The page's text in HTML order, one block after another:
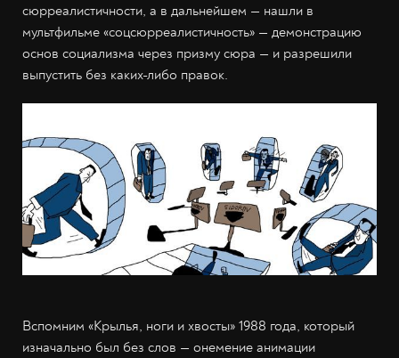
сюрреалистичности, а в дальнейшем — нашли в
мультфильме «соцсюрреалистичность» — демонстрацию
основ социализма через призму сюра — и разрешили
выпустить без каких-либо правок.
Вспомним «Крылья, ноги и хвосты» 1988 года, который
изначально был без слов — онемение анимации